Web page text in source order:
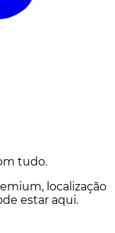
tudo.
localização
estar aqui.